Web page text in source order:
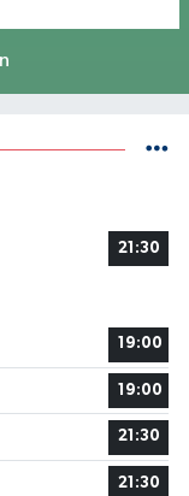
21:30
19:00
19:00
21:30
21:30